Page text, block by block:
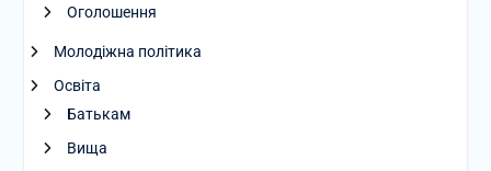
Оголошення
Молодіжна політика
Освіта
Батькам
Вища